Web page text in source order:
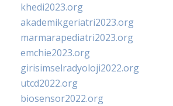
khedi2023.org
akademikgeriatri2023.org
marmarapediatri2023.org
emchie2023.org
girisimselradyoloji2022.org
utcd2022.org
biosensor2022.org